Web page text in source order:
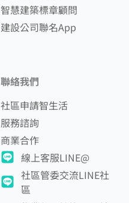
智慧建築標章顧問
建設公司聯名App
聯絡我們
社區申請智生活
服務諮詢
商業合作
線上客服LINE@
社區管委交流LINE社
區